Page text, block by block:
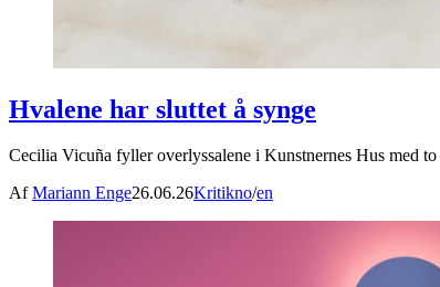
Hvalene har sluttet å synge
Cecilia Vicuña fyller overlyssalene i Kunstnernes Hus med
AfMariann Enge26.06.26Kritikno/en